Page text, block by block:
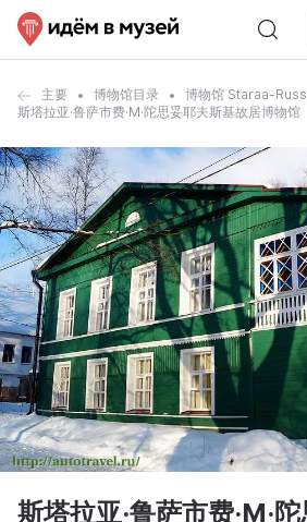
主要 博物馆目录
博物馆 Staraa-
斯塔拉亚·鲁萨市费·M·陀思妥耶夫斯基故居博物馆
斯塔拉亚·鲁萨市费·M·